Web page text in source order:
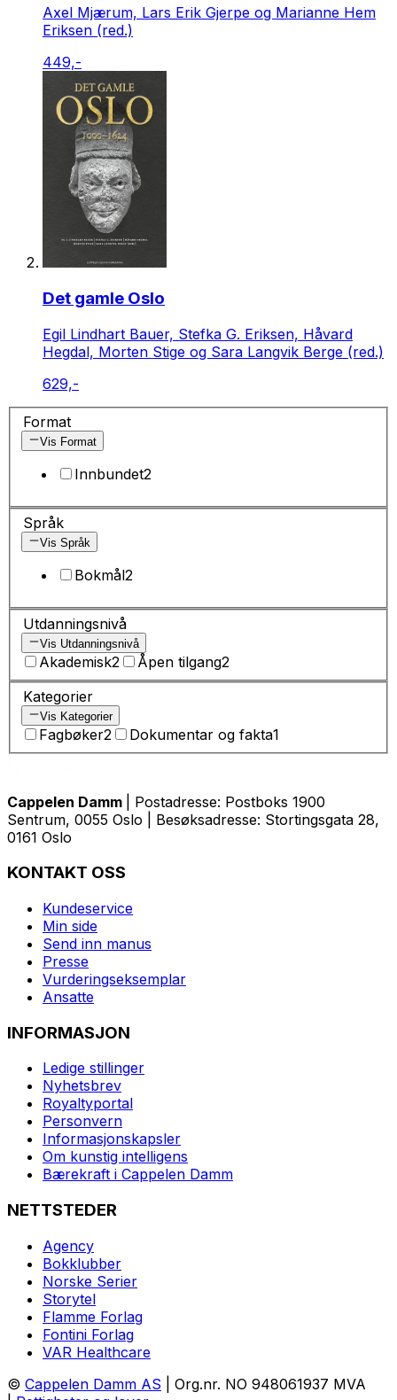
Axel Mjærum, Lars Erik Gjerpe og Marianne Hem
Eriksen (red.)
449,-
Det gamle Oslo
Egil Lindhart Bauer, Stefka G. Eriksen, Håvard
Hegdal, Morten Stige og Sara Langvik Berge (red.)
629,-
Format
Vis Format
Innbundet2
Språk
Vis Språk
Bokmål2
Utdanningsnivå
Vis Utdanningsnivå
Akademisk2 Åpen tilgang2
Kategorier
Vis Kategorier
Fagbøker2 Dokumentar og fakta1
Cappelen Damm
| Postadresse: Postboks 1900
Sentrum, 0055 Oslo | Besøksadresse: Stortingsgata 28,
0161 Oslo
KONTAKT OSS
Kundeservice
Min side
Send inn manus
Presse
Vurderingseksemplar
Ansatte
INFORMASJON
Ledige stillinger
Nyhetsbrev
Royaltyportal
Personvern
Informasjonskapsler
Om kunstig intelligens
Bærekraft i Cappelen Damm
NETTSTEDER
Agency
Bokklubber
Norske Serier
Storytel
Flamme Forlag
Fontini Forlag
VAR Healthcare
© Cappelen Damm AS | Org.nr. NO 948061937 MVA